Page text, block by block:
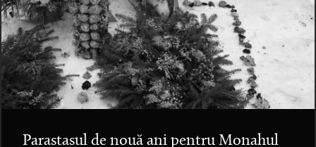
Parastasul de nouă ani pentru Monahul